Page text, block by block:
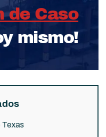
de Caso
mismo!
Texas